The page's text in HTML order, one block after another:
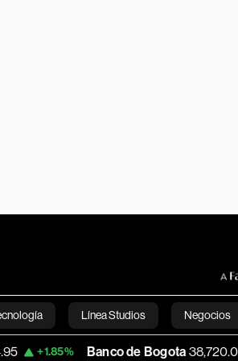
Línea Studios Negocios
English
Banco de Bogota 38,720.00 -0.21%